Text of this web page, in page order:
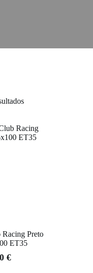
Ordenado
Racing Preto
ET35
€